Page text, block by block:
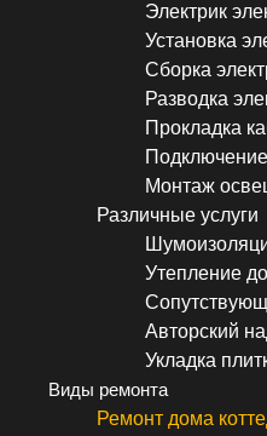
Электрик
Установка
Сборка
Разводка
Прокладка
Монтаж
Различные услуги
Утепление
Авторский
Укладка
Виды ремонта
Ремонт дома